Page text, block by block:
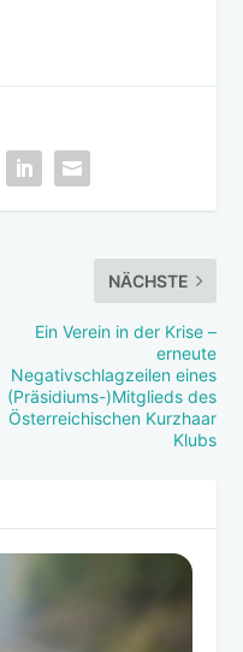
NÄCHSTE
Ein Verein in der Krise –
erneute
Negativschlagzeilen eines
(Präsidiums-)Mitglieds des
Österreichischen Kurzhaar
Klubs